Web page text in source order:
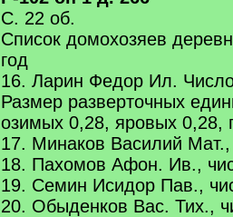
С. 22 об.
Список домохозяев
год
16. Ларин Федор Ил.
Размер разверточных
озимых 0,28, яровых 0,28,
17. Минаков Василий
18. Пахомов Афон. Ив.,
19. Семин Исидор Пав.,
20. Обыденков Вас. Тих.,